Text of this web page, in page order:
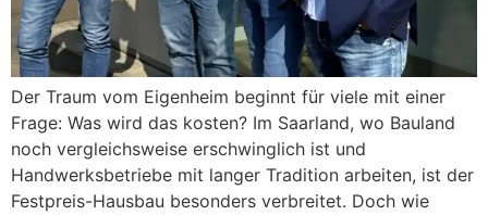
Der Traum vom Eigenheim beginnt für viele mit einer
Frage: Was wird das kosten? Im Saarland, wo Bauland
noch vergleichsweise erschwinglich ist und
Handwerksbetriebe mit langer Tradition arbeiten, ist der
Festpreis-Hausbau besonders verbreitet. Doch wie